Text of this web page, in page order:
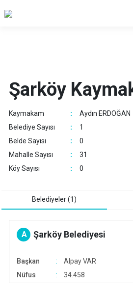
Çorlu
Malkara
Marmaraereğlisi
Muratlı
Şarköy
Kaymakam :
Aydın ERDOĞAN
Belediye Sayısı
:
1
Belde Sayısı
:
0
Mahalle Sayısı
:
31
Köy Sayısı
: 0
Belediyeler (1)
A Şarköy Belediyesi
Başkan
Alpay VAR
Nüfus
34.458